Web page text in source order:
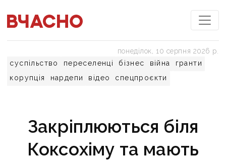
суспільство переселенці бізнес війна
гранти
корупція
нардепи відео спецпроєкти
понеділок, 10 серпня 2026 р.
Закріплюються біля
Коксохіму та мають